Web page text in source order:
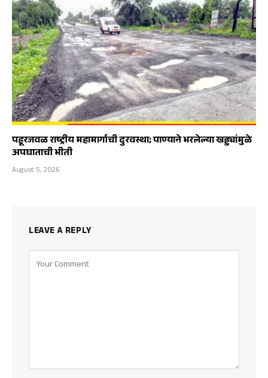
पहूरजवळ राष्ट्रीय महामार्गाची दुरवस्था; पाण्याने भरलेल्या खड्ड्यांमुळे
अपघाताची भीती
August 5, 2026
LEAVE A REPLY